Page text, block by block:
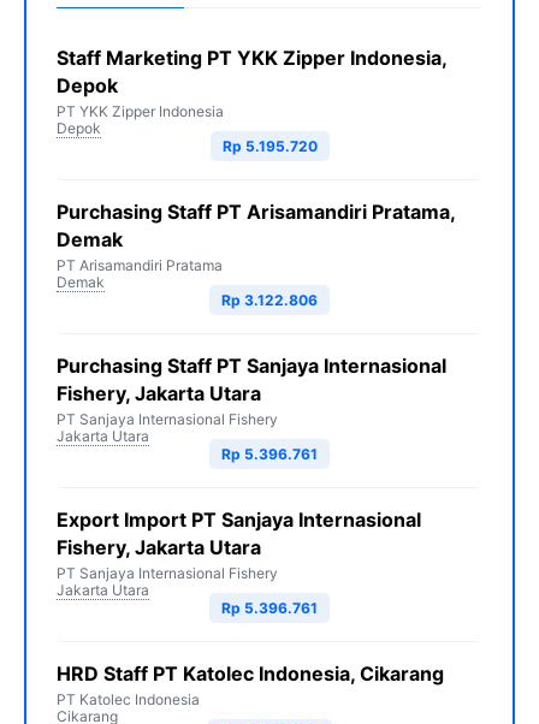
Staff Marketing PT YKK Zipper Indonesia,
Depok
PT YKK Zipper Indonesia
Depok
Rp 5.195.720
Purchasing Staff PT Arisamandiri Pratama,
Demak
PT Arisamandiri Pratama
Demak
Rp 3.122.806
Purchasing Staff PT Sanjaya Internasional
Fishery, Jakarta Utara
PT Sanjaya Internasional Fishery
Jakarta Utara
Rp 5.396.761
Export Import PT Sanjaya Internasional
Fishery, Jakarta Utara
PT Sanjaya Internasional Fishery
Jakarta Utara
Rp 5.396.761
HRD Staff PT Katolec Indonesia, Cikarang
PT Katolec Indonesia
Cikarang